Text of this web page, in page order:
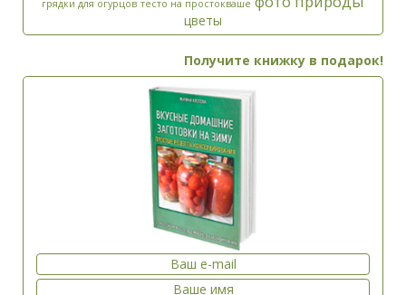
грядки для огурцов тесто на простокваше
цветы
Получите книжку в подарок!